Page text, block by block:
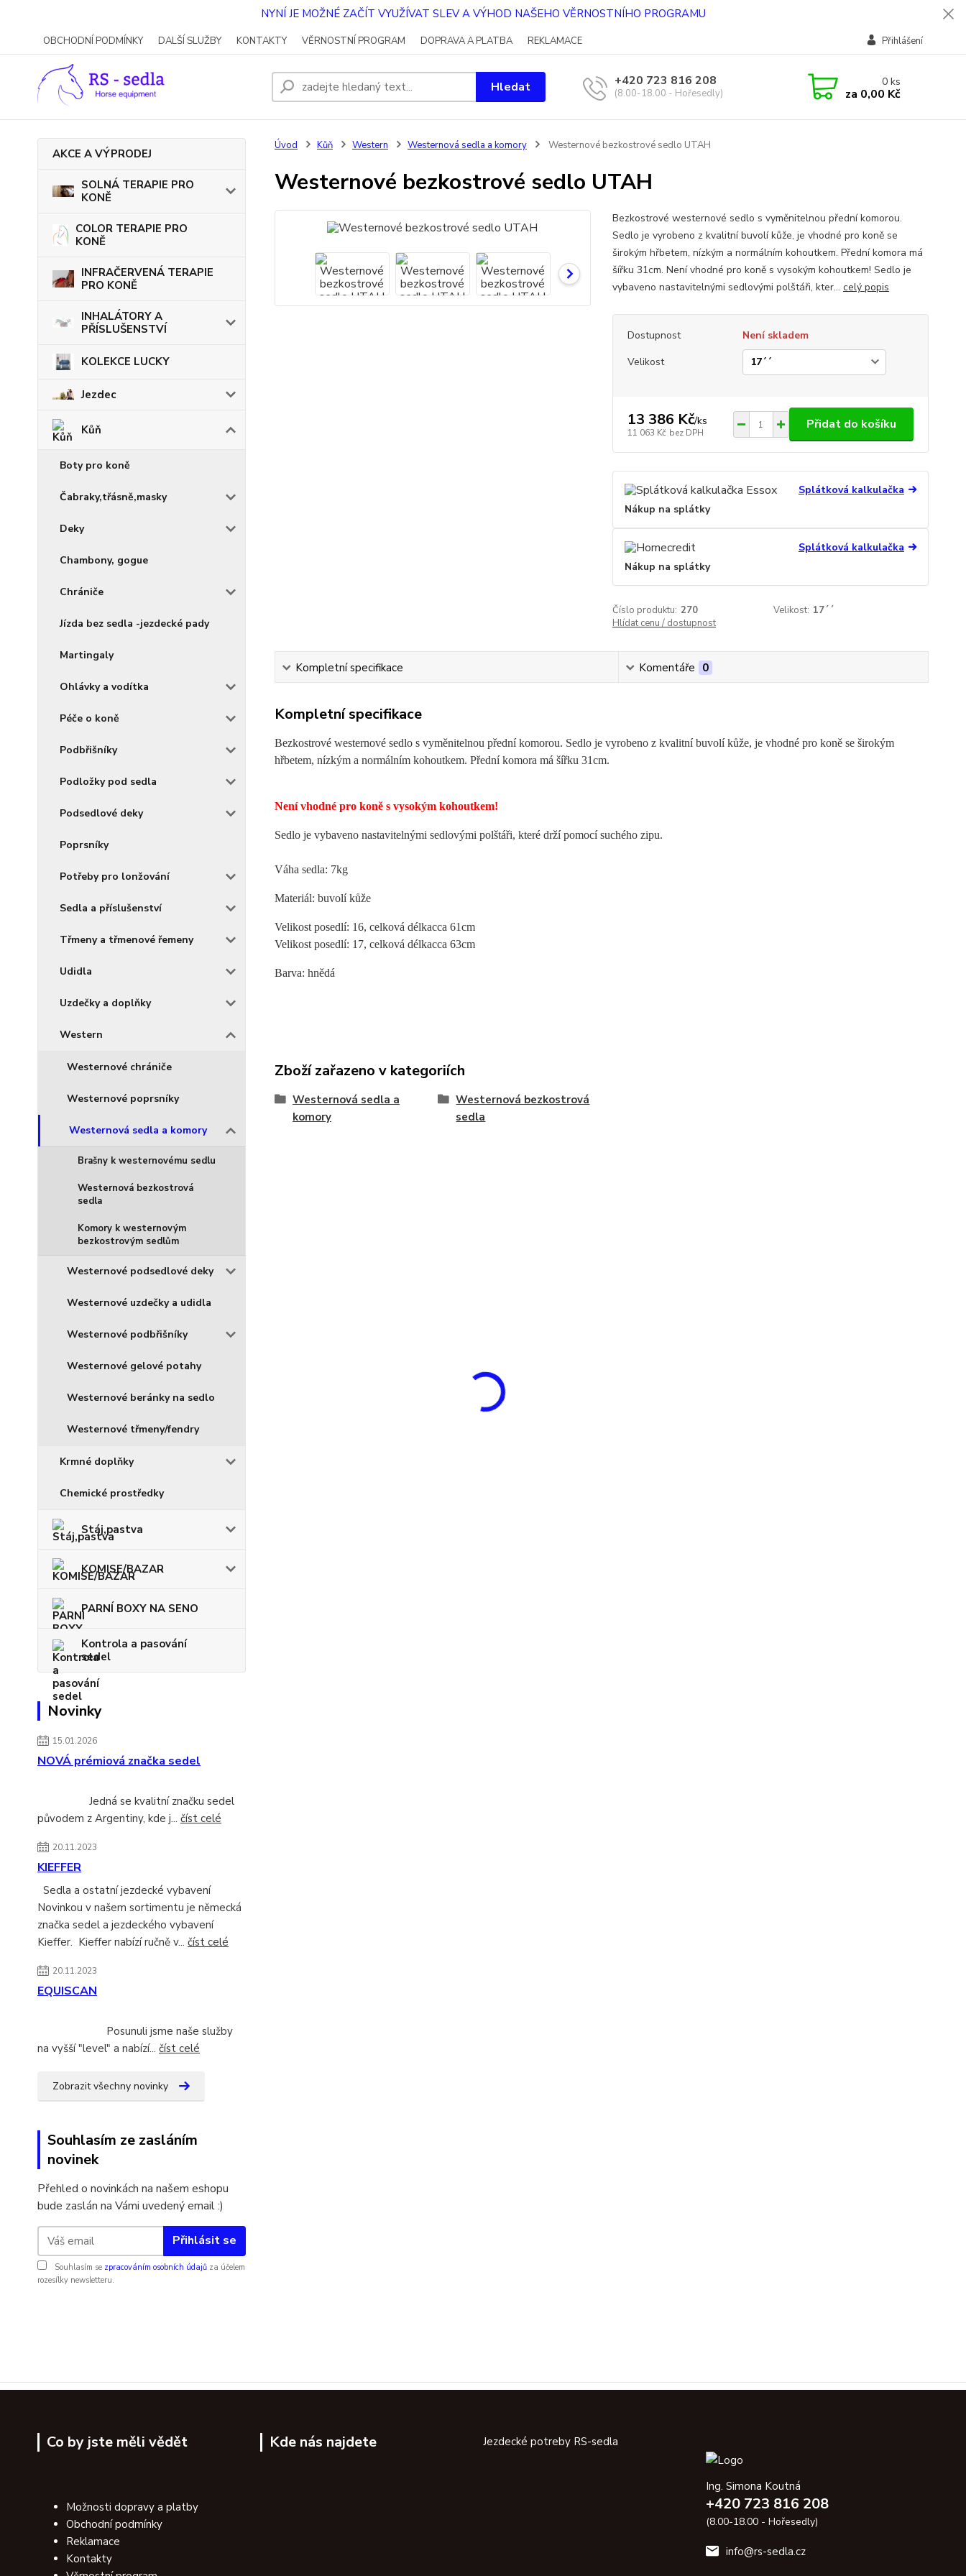
NYNÍ JE MOŽNÉ ZAČÍT VYUŽÍVAT SLEV A VÝHOD NAŠEHO VĚRNOSTNÍHO PROGRAMU
OBCHODNÍ PODMÍNKY DALŠÍ SLUŽBY KONTAKTY VĚRNOSTNÍ PROGRAM DOPRAVA A PLATBA REKLAMACE Přihlášení
Hledat +420 723 816 208
(8.00-18.00 - Hořesedly)
0ks
za 0,00 Kč
AKCE A VÝPRODEJ
SOLNÁ TERAPIE PRO
KONĚ
COLOR TERAPIE PRO
KONĚ
INFRAČERVENÁ TERAPIE
PRO KONĚ
INHALÁTORY A
PŘÍSLUŠENSTVÍ
KOLEKCE LUCKY
Jezdec
Kůň
Boty pro koně
Čabraky,třásně,masky
Deky
Chambony, gogue
Chrániče
Jízda bez sedla -jezdecké pady
Martingaly
Ohlávky a vodítka
Péče o koně
Podbřišníky
Podložky pod sedla
Podsedlové deky
Poprsníky
Potřeby pro lonžování
Sedla a příslušenství
Třmeny a třmenové řemeny
Udidla
Uzdečky a doplňky
Western
Westernové chrániče
Westernové poprsníky
Westernová sedla a komory
Brašny k westernovému sedlu
Westernová bezkostrová
sedla
Komory k westernovým
bezkostrovým sedlům
Westernové podsedlové deky
Westernové uzdečky a udidla
Westernové podbřišníky
Westernové gelové potahy
Westernové beránky na sedlo
Westernové třmeny/fendry
Krmné doplňky
Chemické prostředky
Stáj,pastva
KOMISE/BAZAR
PARNÍ BOXY NA SENO
Kontrola a pasování
sedel
Novinky
15.01.2026
NOVÁ prémiová značka sedel
Jedná se kvalitní značku sedel
původem z Argentiny, kde j... číst celé
20.11.2023
KIEFFER
Sedla a ostatní jezdecké vybavení
Novinkou v našem sortimentu je německá
značka sedel a jezdeckého vybavení
Kieffer. Kieffer nabízí ručně v... číst celé
20.11.2023
EQUISCAN
Posunuli jsme naše služby
na vyšší "level" a nabízí... číst celé
Zobrazit všechny novinky
Souhlasím ze zasláním
novinek
Přehled o novinkách na našem eshopu
bude zaslán na Vámi uvedený email :)
Přihlásit se
Souhlasím se zpracováním osobních údajů za účelem
rozesílky newsletteru.
Úvod Kůň Western Westernová sedla a komory Westernové bezkostrové sedlo UTAH
Westernové bezkostrové sedlo UTAH
Bezkostrové westernové sedlo s vyměnitelnou přední komorou.
Sedlo je vyrobeno z kvalitní buvolí kůže, je vhodné pro koně se
širokým hřbetem, nízkým a normálním kohoutkem. Přední komora má
šířku 31cm. Není vhodné pro koně s vysokým kohoutkem! Sedlo je
vybaveno nastavitelnými sedlovými polštáři, kter... celý popis
Dostupnost
Není skladem
Velikost
13 386 Kč/ks
11 063 Kč bez DPH
Přidat do košíku
Splátková kalkulačka
Nákup na splátky
Splátková kalkulačka
Nákup na splátky
Číslo produktu: 270 Velikost: 17´´
Hlídat cenu / dostupnost
Kompletní specifikace Komentáře 0
Kompletní specifikace
Bezkostrové westernové sedlo s vyměnitelnou přední komorou. Sedlo je vyrobeno z kvalitní buvolí kůže, je vhodné pro koně se širokým
hřbetem, nízkým a normálním kohoutkem. Přední komora má šířku 31cm.
Není vhodné pro koně s vysokým kohoutkem!
Sedlo je vybaveno nastavitelnými sedlovými polštáři, které drží pomocí suchého zipu.
Váha sedla: 7kg
Materiál: buvolí kůže
Velikostposedlí: 16, celková délkacca 61cm
Velikostposedlí: 17, celková délkacca 63cm
Barva: hnědá
Zboží zařazeno v kategoriích
Westernová sedla a
komory
Westernová bezkostrová
sedla
Co by jste měli vědět
Možnosti dopravy a platby
Obchodní podmínky
Reklamace
Kontakty
Kde nás najdete Jezdecké potreby RS-sedla
Ing. Simona Koutná
+420 723 816 208
(8.00-18.00 - Hořesedly)
info@rs-sedla.cz